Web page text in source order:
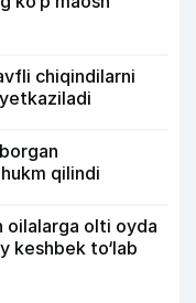
chiqindilarni
qilindi
oilalarga olti oyda
keshbek to‘lab